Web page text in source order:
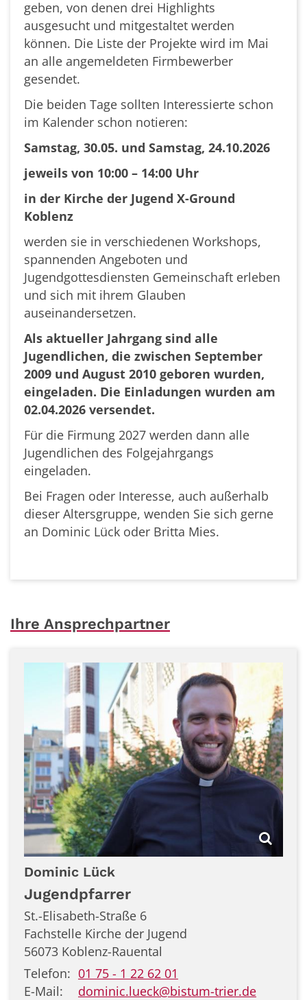
geben, von denen drei Highlights
ausgesucht und mitgestaltet werden
können. Die Liste der Projekte wird im Mai
an alle angemeldeten Firmbewerber
gesendet.
Die beiden Tage sollten Interessierte schon
im Kalender schon notieren:
Samstag, 30.05. und Samstag, 24.10.2026
jeweils von 10:00 – 14:00 Uhr
in der Kirche der Jugend X-Ground
Koblenz
werden sie in verschiedenen Workshops,
spannenden Angeboten und
Jugendgottesdiensten Gemeinschaft erleben
und sich mit ihrem Glauben
auseinandersetzen.
Als aktueller Jahrgang sind alle
Jugendlichen, die zwischen September
2009 und August 2010 geboren wurden,
eingeladen. Die Einladungen wurden am
02.04.2026 versendet.
Für die Firmung 2027 werden dann alle
Jugendlichen des Folgejahrgangs
eingeladen.
Bei Fragen oder Interesse, auch außerhalb
dieser Altersgruppe, wenden Sie sich gerne
an Dominic Lück oder Britta Mies.
Ihre Ansprechpartner
Dominic Lück
Jugendpfarrer
St.-Elisabeth-Straße 6
Fachstelle Kirche der Jugend
56073 Koblenz-Rauental
Telefon: 01 75 - 1 22 62 01
E-Mail:
dominic.lueck@bistum-trier.de